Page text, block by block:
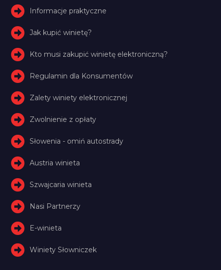
Informacje praktyczne
Jak kupić winietę?
Kto musi zakupić winietę elektroniczną?
Regulamin dla Konsumentów
Zalety winiety elektronicznej
Zwolnienie z opłaty
Słowenia - omiń autostrady
Austria winieta
Szwajcaria winieta
Nasi Partnerzy
E-winieta
Winiety Słowniczek